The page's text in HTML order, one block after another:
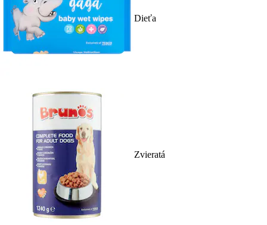
Dieťa
Zvieratá